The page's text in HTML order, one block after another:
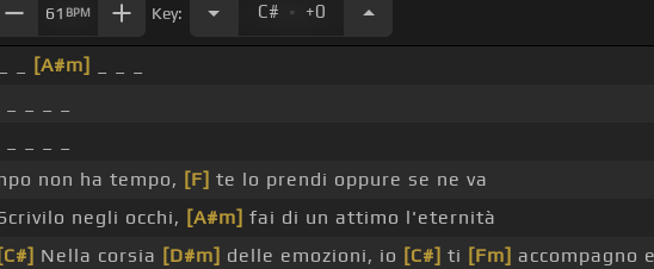
61 BPM Key: C# +0
[A#m]
non ha tempo, [F] te lo prendi oppure se ne va
negli occhi, [A#m] fai di un attimo l'eternità
[C#] Nella corsia [D#m] delle emozioni, io [C#] ti [Fm] accompagno